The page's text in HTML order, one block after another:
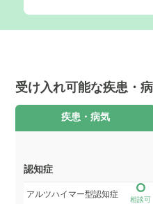
受け入れ可能な疾患・
疾患・病気
認知症
アルツハイマー型認知症
相談可